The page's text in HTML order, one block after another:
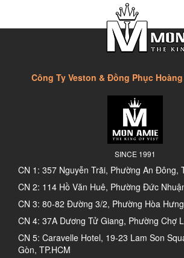
Công Ty Veston & Đồng Phục
SINCE 1991
CN 1: 357 Nguyễn Trãi, Phường An Đông,
CN 2: 114 Hồ Văn Huê, Phường Đức
CN 3: 80-82 Đường 3/2, Phường Hòa
CN 4: 37A Dương Tử Giang, Phường Chợ
CN 5: Caravelle Hotel, 19-23 Lam Son
Gòn, TP.HCM